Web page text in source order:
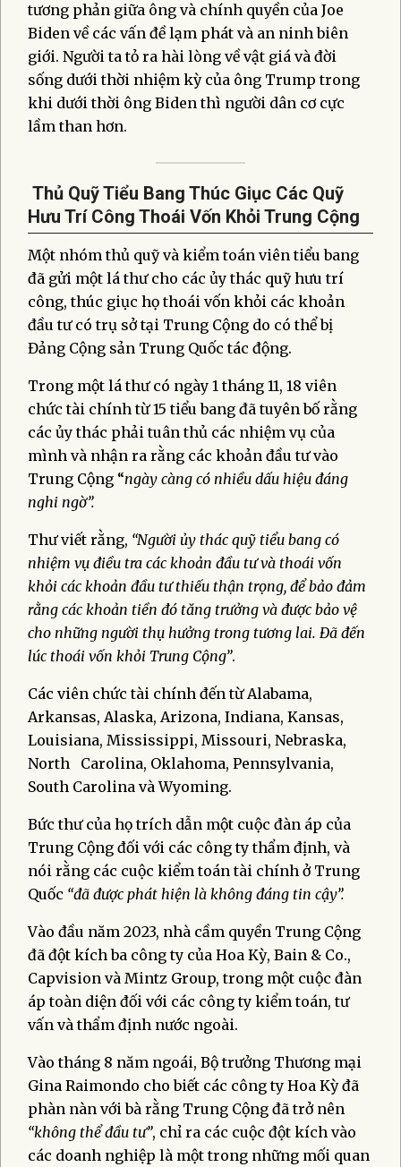
tương phản giữa ông và chính quyền của Joe
Biden về các vấn đề lạm phát và an ninh biên
giới. Người ta tỏ ra hài lòng về vật giá và đời
sống dưới thời nhiệm kỳ của ông Trump trong
khi dưới thời ông Biden thì người dân cơ cực
lầm than hơn.
Thủ Quỹ Tiểu Bang Thúc Giục Các Quỹ
Hưu Trí Công Thoái Vốn Khỏi Trung Cộng
Một nhóm thủ quỹ và kiểm toán viên tiểu bang
đã gửi một lá thư cho các ủy thác quỹ hưu trí
công, thúc giục họ thoái vốn khỏi các khoản
đầu tư có trụ sở tại Trung Cộng do có thể bị
Đảng Cộng sản Trung Quốc tác động.
Trong một lá thư có ngày 1 tháng 11, 18 viên
chức tài chính từ 15 tiểu bang đã tuyên bố rằng
các ủy thác phải tuân thủ các nhiệm vụ của
mình và nhận ra rằng các khoản đầu tư vào
Trung Cộng “ngày càng có nhiều dấu hiệu đáng
nghi ngờ”.
Thư viết rằng, “Người ủy thác quỹ tiểu bang có
nhiệm vụ điều tra các khoản đầu tư và thoái vốn
khỏi các khoản đầu tư thiếu thận trọng, để bảo đảm
rằng các khoản tiền đó tăng trưởng và được bảo vệ
cho những người thụ hưởng trong tương lai. Đã đến
lúc thoái vốn khỏi Trung Cộng”.
Các viên chức tài chính đến từ Alabama,
Arkansas, Alaska, Arizona, Indiana, Kansas,
Louisiana, Mississippi, Missouri, Nebraska,
North Carolina, Oklahoma, Pennsylvania,
South Carolina và Wyoming.
Bức thư của họ trích dẫn một cuộc đàn áp của
Trung Cộng đối với các công ty thẩm định, và
nói rằng các cuộc kiểm toán tài chính ở Trung
Quốc “đã được phát hiện là không đáng tin cậy”.
Vào đầu năm 2023, nhà cầm quyền Trung Cộng
đã đột kích ba công ty của Hoa Kỳ, Bain & Co.,
Capvision và Mintz Group, trong một cuộc đàn
áp toàn diện đối với các công ty kiểm toán, tư
vấn và thẩm định nước ngoài.
Vào tháng 8 năm ngoái, Bộ trưởng Thương mại
Gina Raimondo cho biết các công ty Hoa Kỳ đã
phàn nàn với bà rằng Trung Cộng đã trở nên
“không thể đầu tư”, chỉ ra các cuộc đột kích vào
các doanh nghiệp là một trong những mối quan